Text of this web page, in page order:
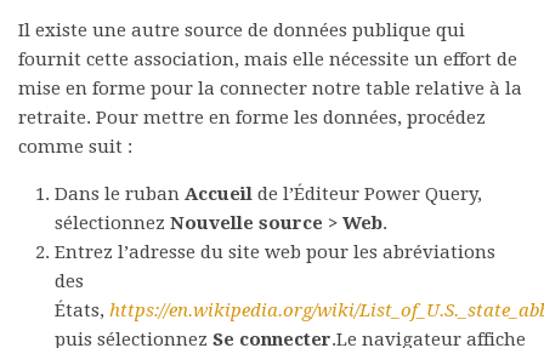
Il existe une autre source de données publique qui
fournit cette association, mais elle nécessite un effort de
mise en forme pour la connecter notre table relative à la
retraite. Pour mettre en forme les données, procédez
comme suit :
Dans le ruban Accueil de l’Éditeur Power Query,
sélectionnez Nouvelle source > Web.
Entrez l’adresse du site web pour les abréviations
des
États, https://en.wikipedia.org/wiki/
puis sélectionnez Se connecter.Le navigateur affiche